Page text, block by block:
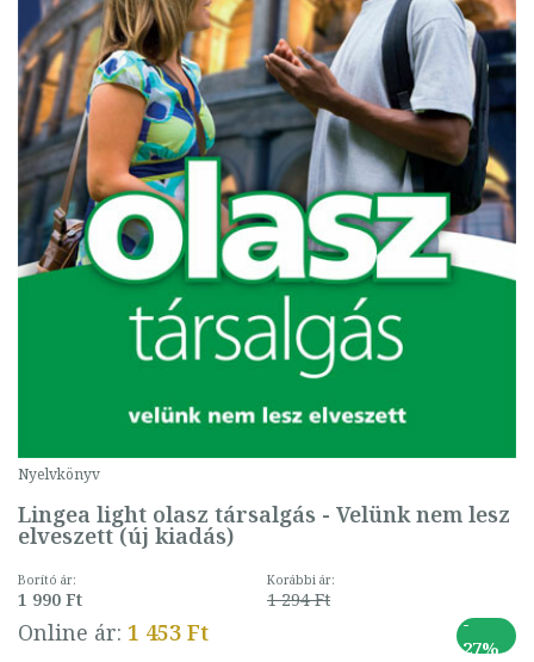
Nyelvkönyv
Lingea light olasz társalgás - Velünk nem lesz
elveszett (új kiadás)
Borító ár:
1 990 Ft
Korábbi ár:
1 294 Ft
Online ár: 1 453 Ft
-
27%